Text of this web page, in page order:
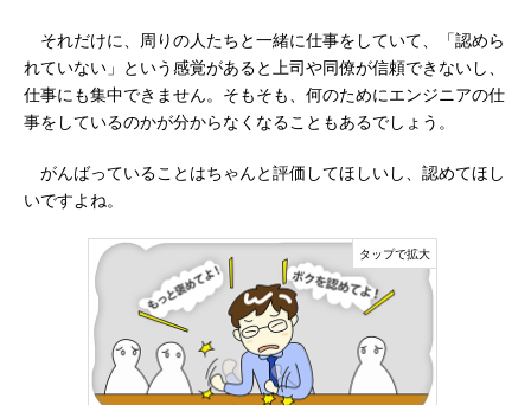
それだけに、周りの人たちと一緒に仕事をしていて、「認めら
れていない」という感覚があると上司や同僚が信頼できないし、
仕事にも集中できません。そもそも、何のためにエンジニアの仕
事をしているのかが分からなくなることもあるでしょう。
がんばっていることはちゃんと評価してほしいし、認めてほし
いですよね。